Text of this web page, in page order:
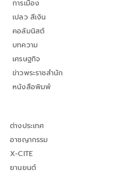
การเมือง
เปลว สีเงิน
คอลัมนิสต์
บทความ
เศรษฐกิจ
ข่าวพระราชสำนัก
หนังสือพิมพ์
ต่างประเทศ
อาชญากรรม
X-CITE
ยานยนต์